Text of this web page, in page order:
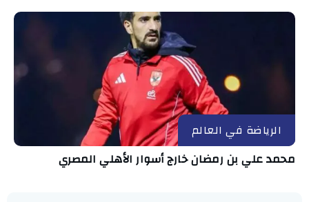
الرياضة في العالم
محمد علي بن رمضان خارج أسوار الأهلي المصري